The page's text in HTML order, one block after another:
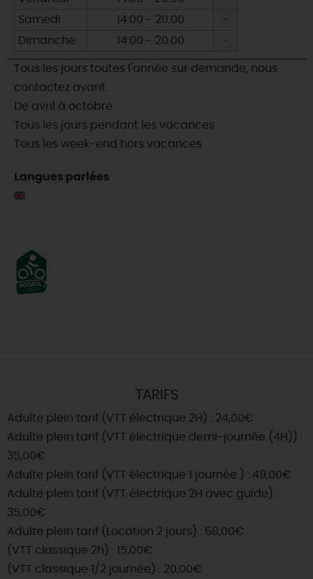
Samedi
14:00 - 20:00
-
Dimanche
14:00 - 20:00 -
Tous les jours toutes l'année sur demande, nous
contactez avant.
De avril à octobre
Tous les jours pendant les vacances
Tous les week-end hors vacances
Langues parlées
TARIFS
Adulte plein tarif (VTT électrique 2H) : 24,00€
Adulte plein tarif (VTT électrique demi-journée (4H)) :
35,00€
Adulte plein tarif (VTT électrique 1 journée ) : 49,00€
Adulte plein tarif (VTT électrique 2H avec guide) :
35,00€
Adulte plein tarif (Location 2 jours) : 68,00€
(VTT classique 2h) : 15,00€
(VTT classique 1/2 journée) : 20,00€